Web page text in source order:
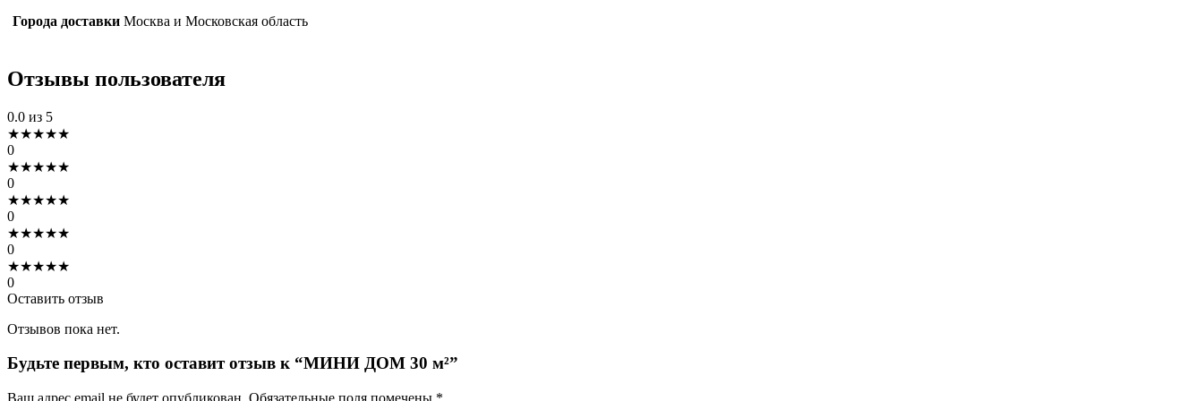
Города доставки Москва и Московская область
Отзывы пользователя
0.0 из 5
★★★★★
0
★★★★★
0
★★★★★
0
★★★★★
0
★★★★★
0
Оставить отзыв
Отзывов пока нет.
Будьте первым, кто оставит отзыв к “МИНИ ДОМ 30 м²”